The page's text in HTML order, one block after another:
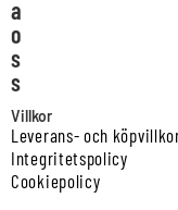
a
o
s
s
Villkor
Leverans- och
Integritetspolicy
Cookiepolicy